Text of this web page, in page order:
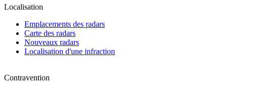
Localisation
Emplacements des radars
Carte des radars
Nouveaux radars
Localisation d'une infraction
Contravention